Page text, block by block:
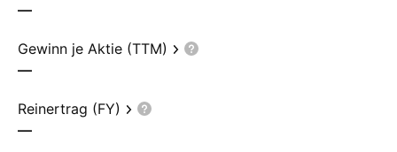
—
Gewinn je Aktie (TTM)
—
Reinertrag (FY)
—